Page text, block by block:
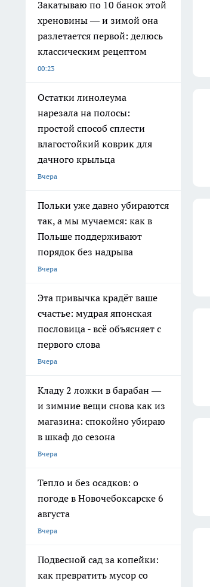
Закатываю по 10 банок этой
хреновины — и зимой она
разлетается первой: делюсь
классическим рецептом
00:23
Остатки линолеума
нарезала на полосы:
простой способ сплести
влагостойкий коврик для
дачного крыльца
Вчера
Польки уже давно убираются
так, а мы мучаемся: как в
Польше поддерживают
порядок без надрыва
Вчера
Эта привычка крадёт ваше
счастье: мудрая японская
пословица - всё объясняет с
первого слова
Вчера
Кладу 2 ложки в барабан —
и зимние вещи снова как из
магазина: спокойно убираю
в шкаф до сезона
Вчера
Тепло и без осадков: о
погоде в Новочебоксарске 6
августа
Вчера
Подвесной сад за копейки:
как превратить мусор со